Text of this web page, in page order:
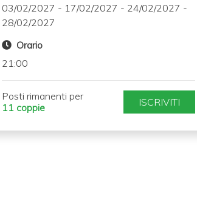
03/02/2027 - 17/02/2027 - 24/02/2027 -
28/02/2027
Orario
21:00
Posti rimanenti per
11 coppie
ISCRIVITI